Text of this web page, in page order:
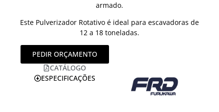
armado.
Este Pulverizador Rotativo é ideal para escavadoras de
12 a 18 toneladas.
PEDIR ORÇAMENTO
CATÁLOGO
ESPECIFICAÇÕES